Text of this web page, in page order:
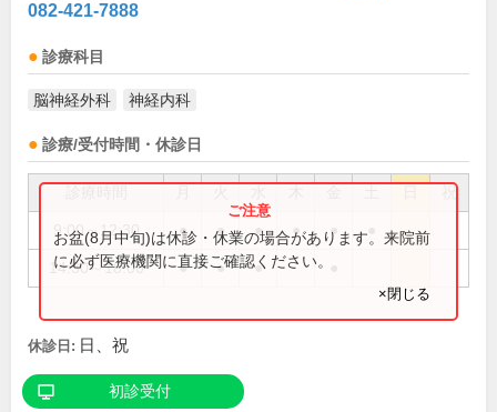
082-421-7888
診療科目
脳神経外科 神経内科
診療/受付時間・休診日
祝
9:00～12:30 ● ● ● ● ●
14:30～18:00 ● ● ●
お盆(8月中旬)は休診・休業の場合があります。来院前
に必ず医療機関に直接ご確認ください。
×閉じる
休診日: 日、祝
初診受付